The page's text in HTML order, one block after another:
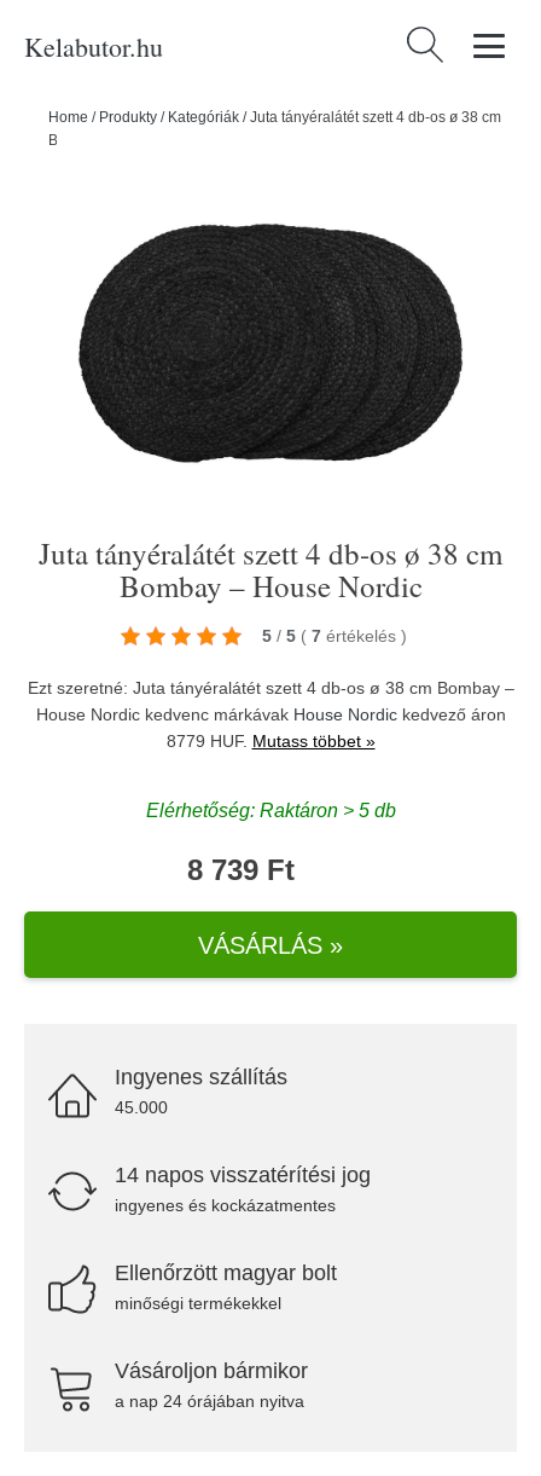
Kelabutor.hu Keresés:
Home / Produkty / Kategóriák /Juta tányéralátét szett 4 db-os ø 38 cm
Bombay – House Nordic
Juta tányéralátét szett 4 db-os ø 38 cm
Bombay – House Nordic
5 / 5 ( 7 értékelés )
Ezt szeretné: Juta tányéralátét szett 4 db-os ø 38 cm Bombay –
House Nordic kedvenc márkávak House Nordickedvező áron
8779 HUF. Mutass többet »
Elérhetőség: Raktáron > 5 db
8 739 Ft
VÁSÁRLÁS »
Ingyenes szállítás
45.000
14 napos visszatérítési jog
ingyenes és kockázatmentes
Ellenőrzött magyar bolt
minőségi termékekkel
Vásároljon bármikor
a nap 24 órájában nyitva